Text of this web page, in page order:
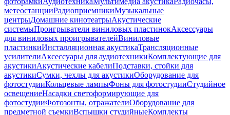
метеостанцииРадиоприемникиМузыкальные
центрыДомашние кинотеатрыАкустические
системыПроигрыватели виниловых пластинокАксессуары
для виниловых проигрывателейВиниловые
пластинкиИнсталляционная акустикаТрансляционные
усилителиАксессуары для аудиотехникиКомплектующие для
акустикиАкустические кабелиПодставки, стойки для
акустикиСумки, чехлы для акустикиОборудование для
фотостудииКольцевые лампыФоны для фотостудииСтудийное
освещениеНасадки светоформирующие для
фотостудииФотозонты, отражателиОборудование для
предметной съемкиВспышки студийныеКомплекты